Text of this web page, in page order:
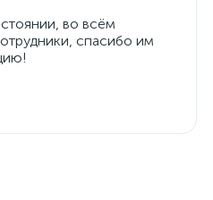
во всём
спасибо им